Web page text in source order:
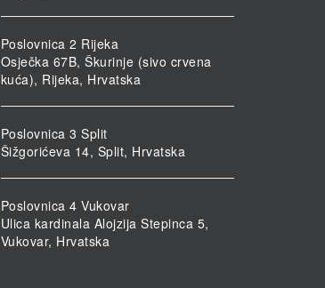
Poslovnica 2 Rijeka
Osječka 67B, Škurinje (sivo crvena
kuća), Rijeka, Hrvatska
Poslovnica 3 Split
Šižgorićeva 14, Split, Hrvatska
Poslovnica 4 Vukovar
Ulica kardinala Alojzija Stepinca 5,
Vukovar, Hrvatska